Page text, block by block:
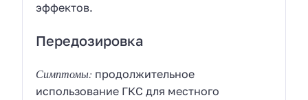
эффектов.
Передозировка
Симптомы: продолжительное
использование ГКС для местного